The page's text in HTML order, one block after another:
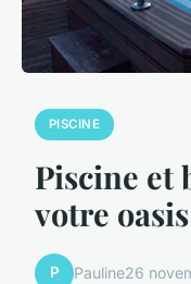
PISCINE
Piscine et
votre
P Pauline26